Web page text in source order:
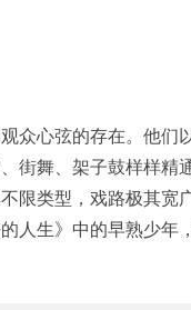
心弦的存在。他们
街舞、架子鼓样样
限类型，戏路极其
人生》中的早熟少